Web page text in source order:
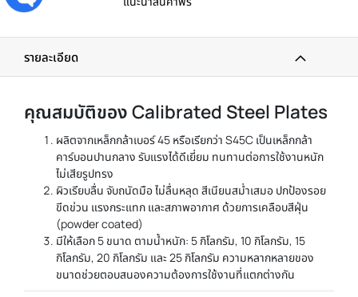
รายละเอียด
คุณสมบัติของ Calibrated Steel Plates
ผลิตจากเหล็กกล้าเบอร์ 45 หรือเรียกว่า S45C เป็นเหล็กกล้า
คาร์บอนปานกลาง รับแรงได้ดีเยี่ยม ทนทานต่อการใช้งานหนัก
ไม่เสียรูปทรง
ผิวเรียบลื่น จับถนัดมือ ไม่ลื่นหลุด สีเนียนสม่ำเสมอ ปกป้องรอย
ขีดข่วน แรงกระแทก และสภาพอากาศ ด้วยการเคลือบสีฝุ่น
(powder coated)
มีให้เลือก 5 ขนาด ตามน้ำหนัก: 5 กิโลกรัม, 10 กิโลกรัม, 15
กิโลกรัม, 20 กิโลกรัม และ 25 กิโลกรัม ความหลากหลายของ
ขนาดช่วยตอบสนองความต้องการใช้งานที่แตกต่างกัน